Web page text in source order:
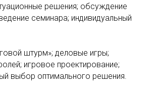
решения; обсуждение
семинара; индивидуальный
штурм»; деловые игры;
игровое проектирование;
выбор оптимального решения.